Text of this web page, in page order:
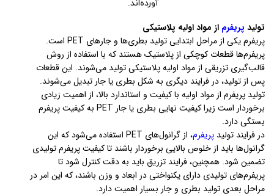
تولید پریفرم از مواد اولیه پلاستیکی
پریفرم یکی از مراحل ابتدایی تولید بطری‌ها و جارهای PET است.
پریفرم‌ها قطعات کوچکی از پلاستیک هستند که با استفاده از روش
قالب‌گیری تزریقی از مواد اولیه پلاستیکی تولید می‌شوند. این قطعات
پس از تولید، در فرایند دیگری به شکل بطری یا جار تبدیل می‌شوند.
تولید پریفرم از مواد اولیه با کیفیت و استاندارد بالا، از اهمیت زیادی
برخوردار است زیرا کیفیت نهایی بطری یا جار PET به کیفیت پریفرم
بستگی دارد.
در فرایند تولید پریفرم
، از گرانول‌های PET استفاده می‌شود که این
گرانول‌ها باید از خلوص بالایی برخوردار باشند تا کیفیت پریفرم تولیدی
تضمین شود. همچنین، فرایند تزریق باید به دقت کنترل شود تا
پریفرم‌های تولیدی دارای یکنواختی در ابعاد و وزن باشند، که این امر در
مراحل بعدی تولید بطری و جار بسیار اهمیت دارد.